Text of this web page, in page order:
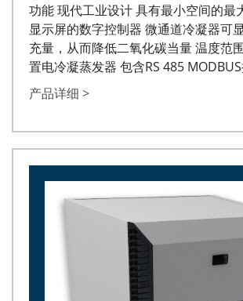
功能 现代工业设计 具有最小空间的最
显示屏的数字控制器 微通道冷凝器可
充量，从而降低二氧化碳当量 温度范
置电冷凝蒸发器 包含RS 485
产品详细 >